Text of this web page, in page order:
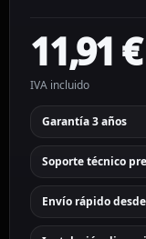
11,91 €
IVA incluido
Garantía 3 años
Soporte técnico
Envío rápido